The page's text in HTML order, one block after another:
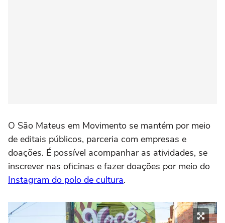
O São Mateus em Movimento se mantém por meio
de editais públicos, parceria com empresas e
doações. É possível acompanhar as atividades, se
inscrever nas oficinas e fazer doações por meio do
Instagram do polo de cultura.